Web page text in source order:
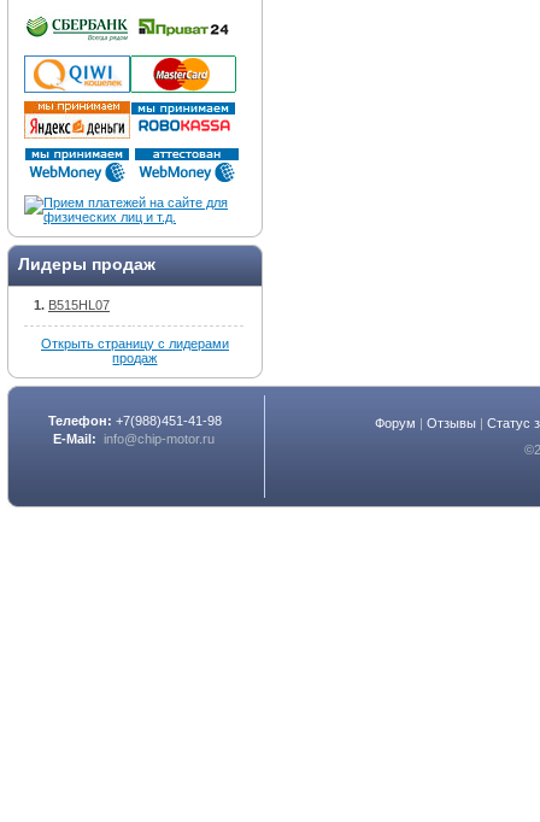
Лидеры продаж
B515HL07
Открыть страницу с лидерами
продаж
Телефон: +7(988)451-41-98
E-Mail: info@chip-motor.ru
Форум |Отзывы |Статус